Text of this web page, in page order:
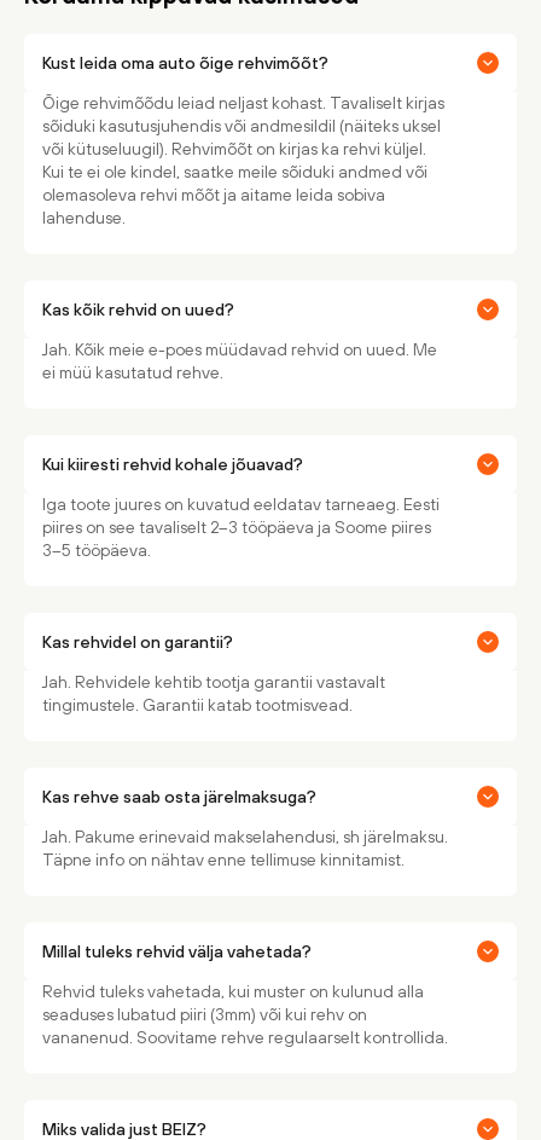
Kust leida oma auto õige rehvimõõt?
Õige rehvimõõdu leiad neljast kohast. Tavaliselt kirjas
sõiduki kasutusjuhendis või andmesildil (näiteks uksel
või kütuseluugil). Rehvimõõt on kirjas ka rehvi küljel.
Kui te ei ole kindel, saatke meile sõiduki andmed või
olemasoleva rehvi mõõt ja aitame leida sobiva
lahenduse.
Kas kõik rehvid on uued?
Jah. Kõik meie e-poes müüdavad rehvid on uued. Me
ei müü kasutatud rehve.
Kui kiiresti rehvid kohale jõuavad?
Iga toote juures on kuvatud eeldatav tarneaeg. Eesti
piires on see tavaliselt 2–3 tööpäeva ja Soome piires
3–5 tööpäeva.
Kas rehvidel on garantii?
Jah. Rehvidele kehtib tootja garantii vastavalt
tingimustele. Garantii katab tootmisvead.
Kas rehve saab osta järelmaksuga?
Jah. Pakume erinevaid makselahendusi, sh järelmaksu.
Täpne info on nähtav enne tellimuse kinnitamist.
Millal tuleks rehvid välja vahetada?
Rehvid tuleks vahetada, kui muster on kulunud alla
seaduses lubatud piiri (3mm) või kui rehv on
vananenud. Soovitame rehve regulaarselt kontrollida.
Miks valida just BEIZ?